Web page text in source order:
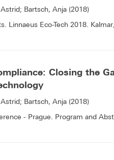
Bartsch, Anja (2018)
Linnaeus Eco-Tech 2018.
Closing the
Bartsch, Anja (2018)
- Prague. Program and